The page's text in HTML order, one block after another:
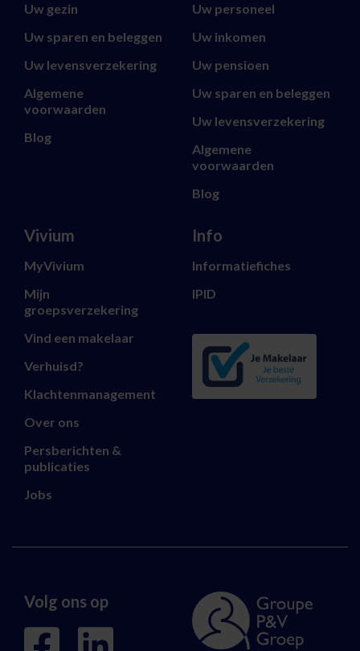
Uw gezin
Uw sparen en beleggen
Uw levensverzekering
Algemene
voorwaarden
Blog
Uw personeel
Uw inkomen
Uw pensioen
Uw sparen en beleggen
Uw levensverzekering
Algemene
voorwaarden
Blog
Vivium
MyVivium
Mijn
groepsverzekering
Vind een makelaar
Verhuisd?
Klachtenmanagement
Over ons
Persberichten &
publicaties
Jobs
Info
Informatiefiches
IPID
Volg ons op